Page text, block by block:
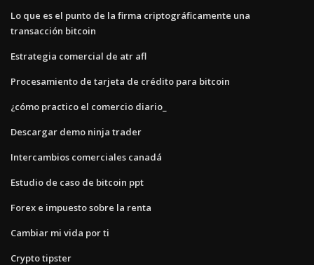
Lo que es el punto de la firma criptográficamente una
transacción bitcoin
Estrategia comercial de atr afl
Procesamiento de tarjeta de crédito para bitcoin
¿cómo practico el comercio diario_
Descargar demo ninja trader
Intercambios comerciales canadá
Estudio de caso de bitcoin ppt
Forex e impuesto sobre la renta
Cambiar mi vida por ti
Crypto tipster